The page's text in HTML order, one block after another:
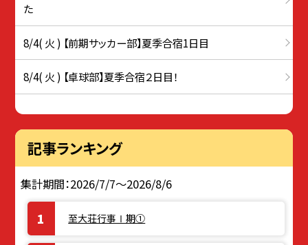
た
8/4( 火 ) 【前期サッカー部】夏季合宿1日目
8/4( 火 ) 【卓球部】夏季合宿２日目！
記事ランキング
集計期間：2026/7/7～2026/8/6
至大荘行事Ⅰ期①